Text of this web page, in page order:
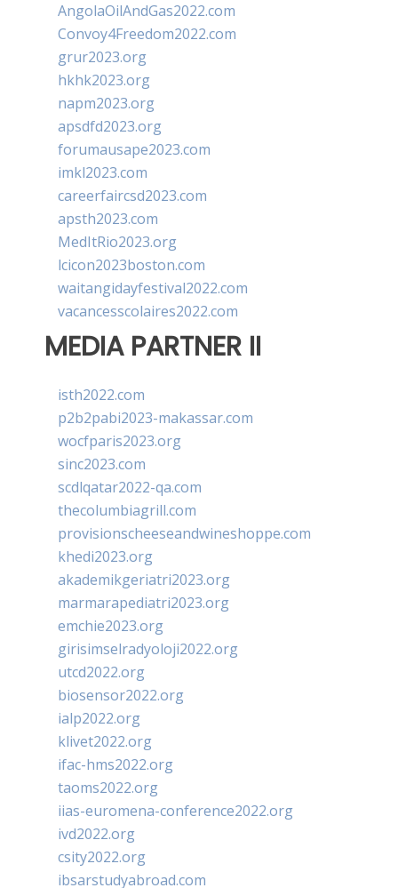
AngolaOilAndGas2022.com
Convoy4Freedom2022.com
grur2023.org
hkhk2023.org
napm2023.org
apsdfd2023.org
forumausape2023.com
imkl2023.com
careerfaircsd2023.com
apsth2023.com
MedItRio2023.org
lcicon2023boston.com
waitangidayfestival2022.com
vacancesscolaires2022.com
MEDIA PARTNER II
isth2022.com
p2b2pabi2023-makassar.com
wocfparis2023.org
sinc2023.com
scdlqatar2022-qa.com
thecolumbiagrill.com
provisionscheeseandwineshoppe.com
khedi2023.org
akademikgeriatri2023.org
marmarapediatri2023.org
emchie2023.org
girisimselradyoloji2022.org
utcd2022.org
biosensor2022.org
ialp2022.org
klivet2022.org
ifac-hms2022.org
taoms2022.org
iias-euromena-conference2022.org
ivd2022.org
csity2022.org
ibsarstudyabroad.com